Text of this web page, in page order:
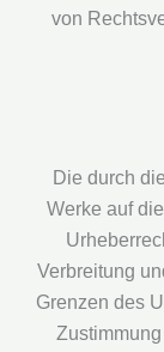
von
Die durch
Werke auf
Verbreitung
Grenzen des